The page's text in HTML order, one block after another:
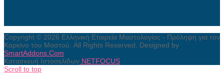
Copyright © 2026 Ελληνική Εταιρεία Μαστολογίας - Πρόληψη για τον
Καρκίνο του Μαστού. All Rights Reserved. Designed by
SmartAddons.Com
Κατασκευή Ιστοσελίδων NETFOCUS
Scroll to top